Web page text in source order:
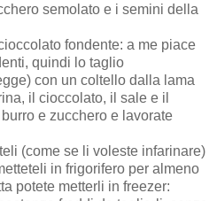
semolato e i semini della
fondente: a me piace
quindi lo taglio
con un coltello dalla lama
il cioccolato, il sale e il
e zucchero e lavorate
(come se li voleste infarinare)
in frigorifero per almeno
potete metterli in freezer: